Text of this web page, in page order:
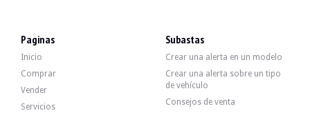
El coche tiene sus cuatro llantas originales en buen estado, con neumáticos
Paginas
Inicio
Comprar
Vender
Servicios
Subastas
Crear una alerta en un modelo
Crear una alerta sobre un tipo
de vehículo
Consejos de venta